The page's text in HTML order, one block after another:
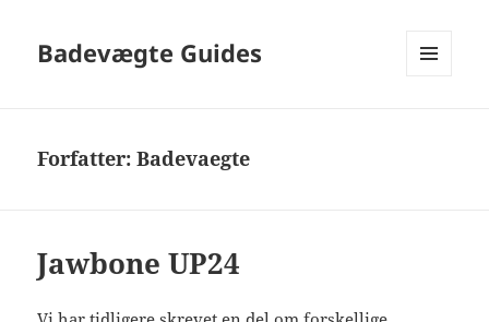
Badevægte Guides
Forfatter:Badevaegte
Jawbone UP24